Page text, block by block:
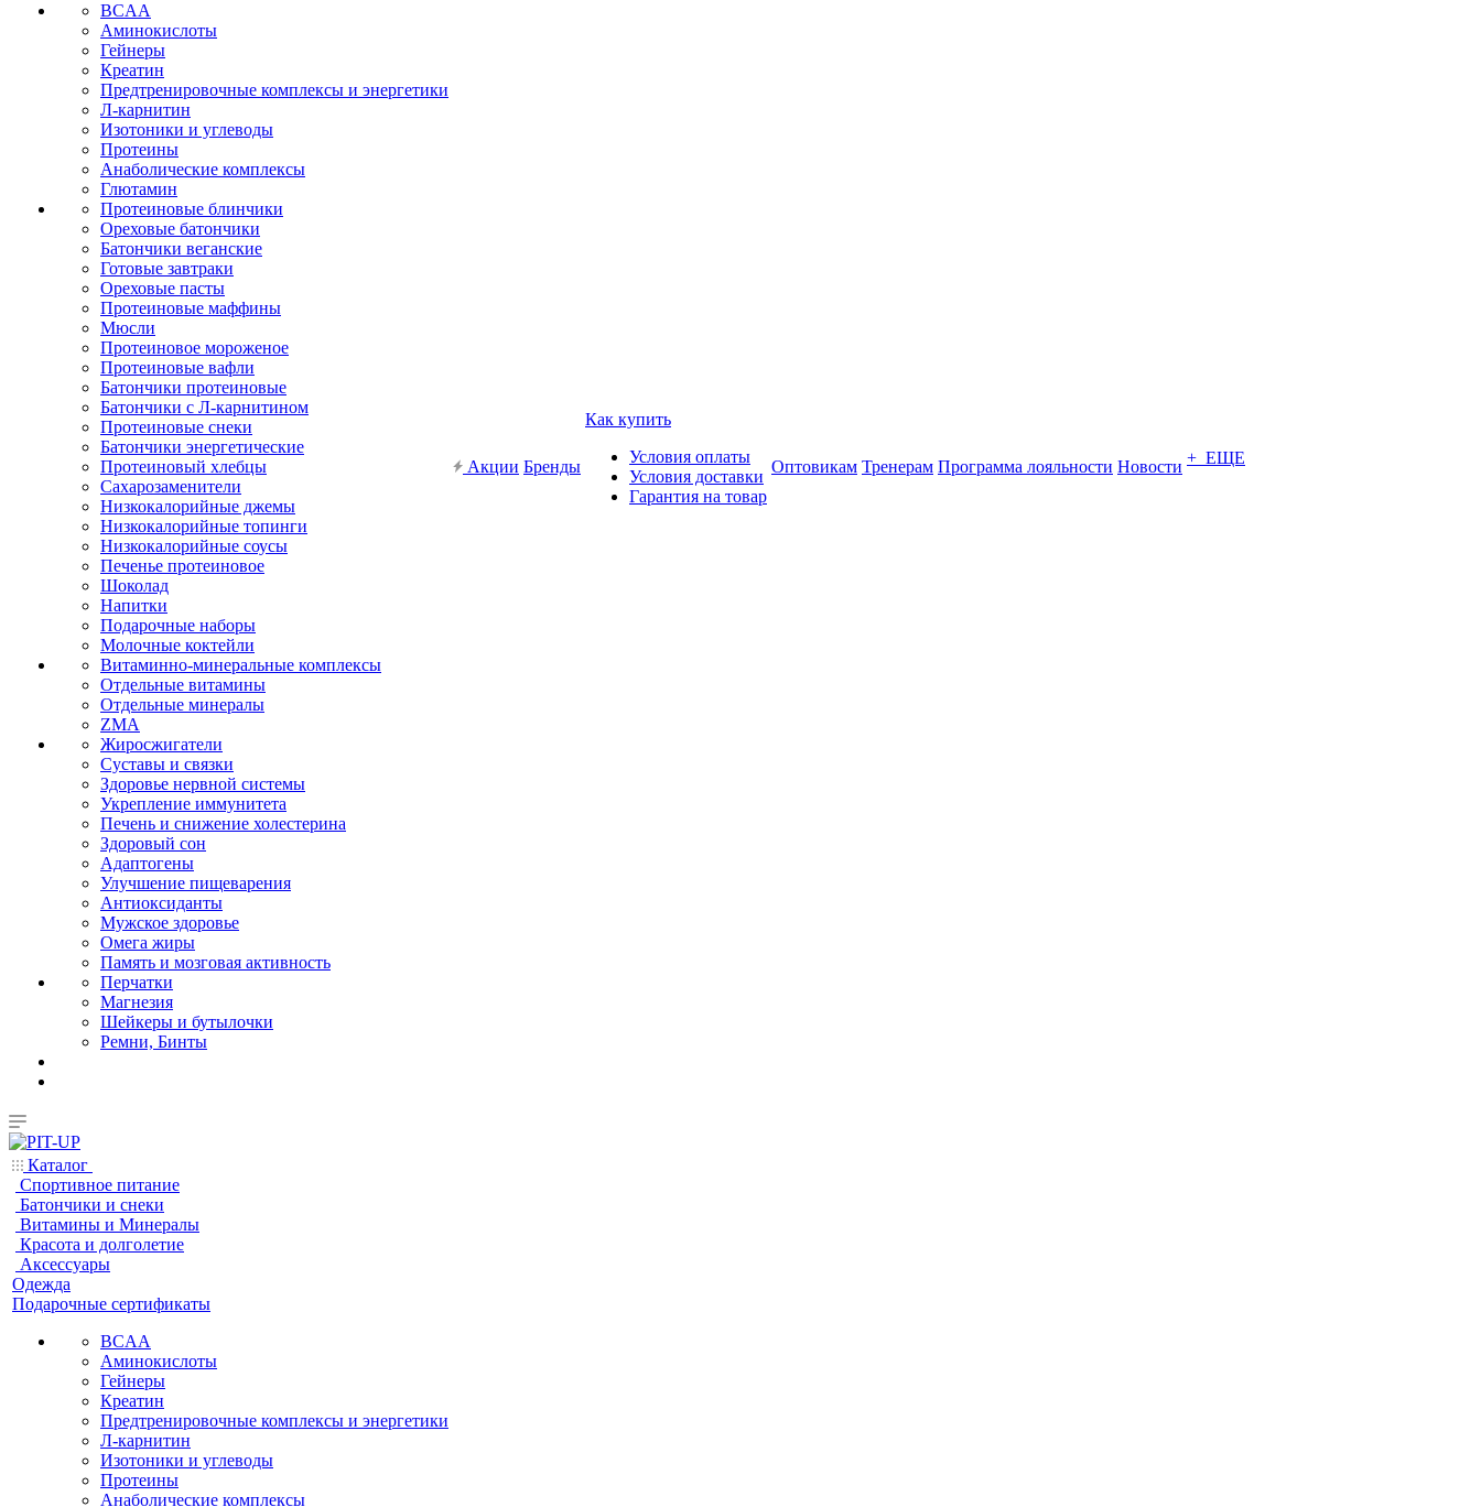
BCAA
Аминокислоты
Гейнеры
Креатин
Предтренировочные комплексы и энергетики
Л-карнитин
Изотоники и углеводы
Протеины
Анаболические комплексы
Глютамин
Протеиновые блинчики
Ореховые батончики
Батончики веганские
Готовые завтраки
Ореховые пасты
Протеиновые маффины
Мюсли
Протеиновое мороженое
Протеиновые вафли
Батончики протеиновые
Батончики с Л-карнитином
Протеиновые снеки
Батончики энергетические
Протеиновый хлебцы
Сахарозаменители
Низкокалорийные джемы
Низкокалорийные топинги
Низкокалорийные соусы
Печенье протеиновое
Шоколад
Напитки
Подарочные наборы
Молочные коктейли
Витаминно-минеральные комплексы
Отдельные витамины
Отдельные минералы
ZMA
Жиросжигатели
Суставы и связки
Здоровье нервной системы
Укрепление иммунитета
Печень и снижение холестерина
Здоровый сон
Адаптогены
Улучшение пищеварения
Антиоксиданты
Мужское здоровье
Омега жиры
Память и мозговая активность
Перчатки
Магнезия
Шейкеры и бутылочки
Ремни, Бинты
Акции Бренды
Как купить
Условия оплаты
Условия доставки
Гарантия на товар
Оптовикам Тренерам Программа лояльности Новости + ЕЩЕ
Каталог
Спортивное питание
Батончики и снеки
Витамины и Минералы
Красота и долголетие
Аксессуары
Одежда
Подарочные сертификаты
BCAA
Аминокислоты
Гейнеры
Креатин
Предтренировочные комплексы и энергетики
Л-карнитин
Изотоники и углеводы
Протеины
Анаболические комплексы